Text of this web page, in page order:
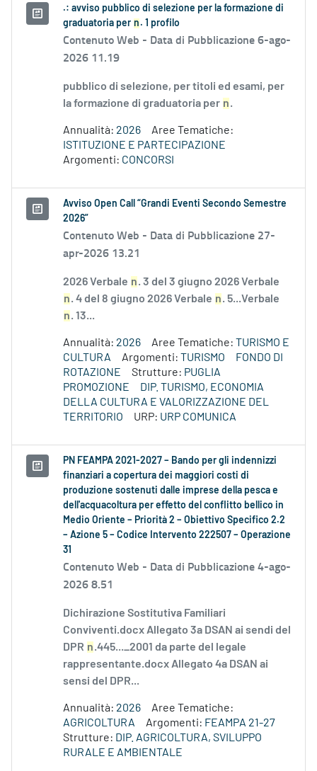
.: avviso pubblico di selezione per la formazione di
graduatoria per n . 1 profilo
Contenuto Web - Data di Pubblicazione 6-ago-
2026 11.19
pubblico di selezione, per titoli ed esami, per
la formazione di graduatoria per n.
Annualità: 2026
Aree Tematiche:
ISTITUZIONE E PARTECIPAZIONE
Argomenti: CONCORSI
Avviso Open Call “Grandi Eventi Secondo Semestre
2026”
Contenuto Web - Data di Pubblicazione 27-
apr-2026 13.21
2026 Verbale n. 3 del 3 giugno 2026 Verbale
n. 4 del 8 giugno 2026 Verbale n. 5...Verbale
n. 13...
Annualità: 2026 Aree Tematiche: TURISMO E
CULTURA
Argomenti: TURISMO
FONDO DI
ROTAZIONE
Strutture: PUGLIA
PROMOZIONE
DIP. TURISMO, ECONOMIA
DELLA CULTURA E VALORIZZAZIONE DEL
TERRITORIO
URP: URP COMUNICA
PN FEAMPA 2021-2027 – Bando per gli indennizzi
finanziari a copertura dei maggiori costi di
produzione sostenuti dalle imprese della pesca e
dell'acquacoltura per effetto del conflitto bellico in
Medio Oriente – Priorità 2 – Obiettivo Specifico 2.2
– Azione 5 – Codice Intervento 222507 – Operazione
31
Contenuto Web - Data di Pubblicazione 4-ago-
2026 8.51
Dichirazione Sostitutiva Familiari
Conviventi.docx Allegato 3a DSAN ai sendi del
DPR n.445..._2001 da parte del legale
rappresentante.docx Allegato 4a DSAN ai
sensi del DPR...
Annualità: 2026
Aree Tematiche:
AGRICOLTURA
Argomenti: FEAMPA 21-27
Strutture: DIP. AGRICOLTURA, SVILUPPO
RURALE E AMBIENTALE